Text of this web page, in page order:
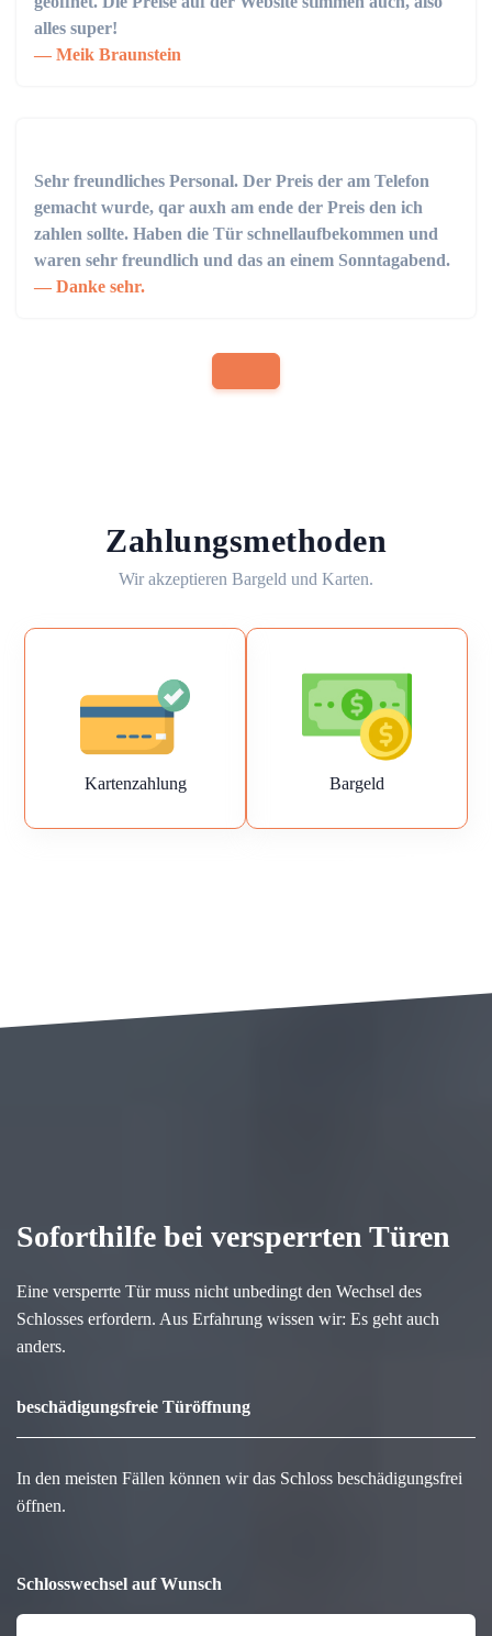
alles super!
Meik Braunstein
Sehr freundliches Personal. Der Preis der am Telefon
gemacht wurde, qar auxh am ende der Preis den ich
zahlen sollte. Haben die Tür schnellaufbekommen und
waren sehr freundlich und das an einem Sonntagabend.
Danke sehr.
Zahlungsmethoden
Wir akzeptieren Bargeld und Karten.
Kartenzahlung Bargeld
Soforthilfe bei versperrten Türen
Eine versperrte Tür muss nicht unbedingt den Wechsel des
Schlosses erfordern. Aus Erfahrung wissen wir: Es geht auch
anders.
beschädigungsfreie Türöffnung
In den meisten Fällen können wir das Schloss beschädigungsfrei
öffnen.
Schlosswechsel auf Wunsch